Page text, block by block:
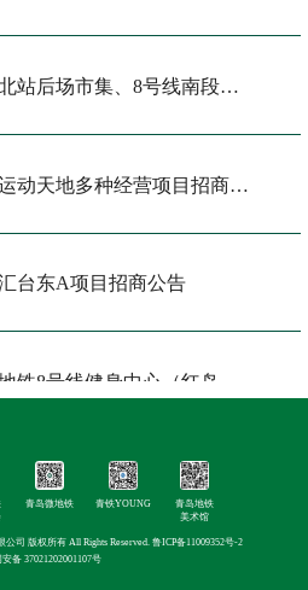
青岛北站后场市集、8号线南段及2号线东延段自助设备、新增及二次开发商铺招商公告
畅享运动天地多种经营项目招商公告
台东A项目招商公告
铁共享充电宝项目招商公告
青岛微地铁 青铁YOUNG
青岛地铁
美术馆
公司 版权所有 All Rights Reserved. 鲁ICP备11009352号-2
备 37021202001107号